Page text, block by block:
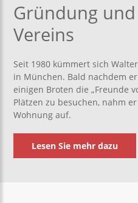
Gründung
Vereins
Seit 1980 kümmert sich
in München. Bald nachdem
einigen Broten die „Freunde
Plätzen zu besuchen, nahm
Wohnung auf.
Lesen Sie mehr dazu